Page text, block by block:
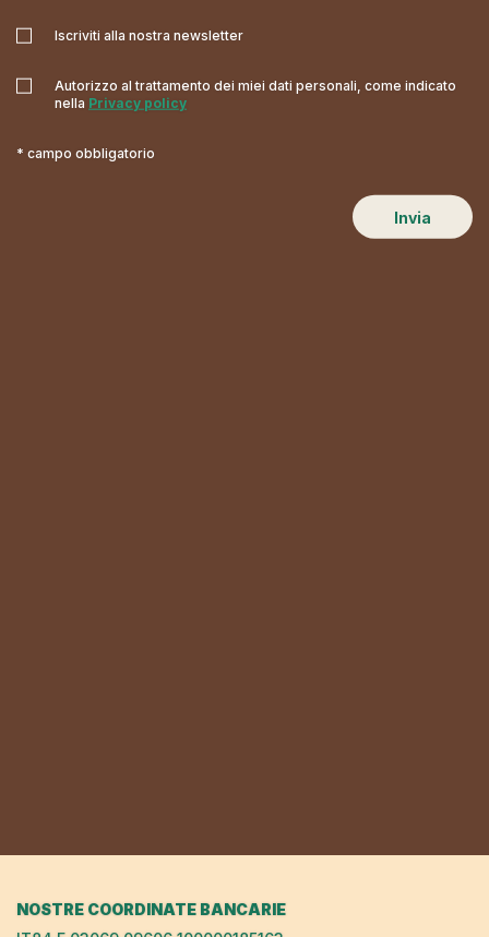
Iscriviti alla nostra newsletter
Autorizzo al trattamento dei miei dati personali, come indicato
nella Privacy policy
* campo obbligatorio
Invia
NOSTRE COORDINATE BANCARIE